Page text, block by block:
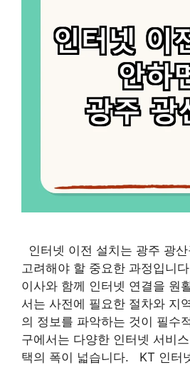
인터넷 이전 설치는 광주 광
고려해야 할 중요한 과정입니
이사와 함께 인터넷 연결을 원
서는 사전에 필요한 절차와 지
의 정보를 파악하는 것이 필수
구에서는 다양한 인터넷 서비
택의 폭이 넓습니다. KT 인터